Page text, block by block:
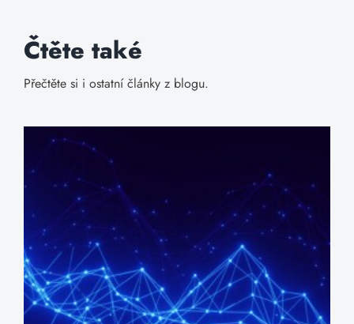
Čtěte také
Přečtěte si i ostatní články z blogu.